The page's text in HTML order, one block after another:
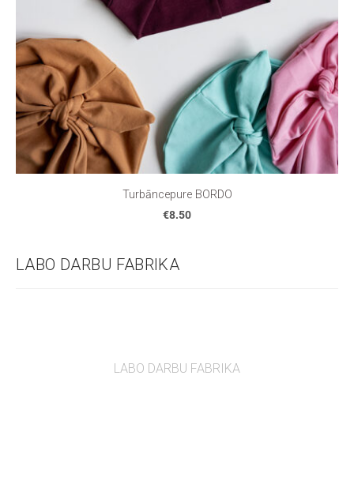
LABO DARBU FABRIKA
Turbāncepure BORDO
€8.50
LABO DARBU FABRIKA